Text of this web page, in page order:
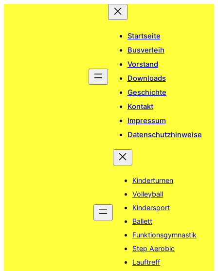
Startseite
Busverleih
Vorstand
Downloads
Geschichte
Kontakt
Impressum
Datenschutzhinweise
Kinderturnen
Volleyball
Kindersport
Ballett
Funktionsgymnastik
Step Aerobic
Lauftreff